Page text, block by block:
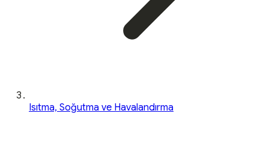
Isıtma, Soğutma ve Havalandırma